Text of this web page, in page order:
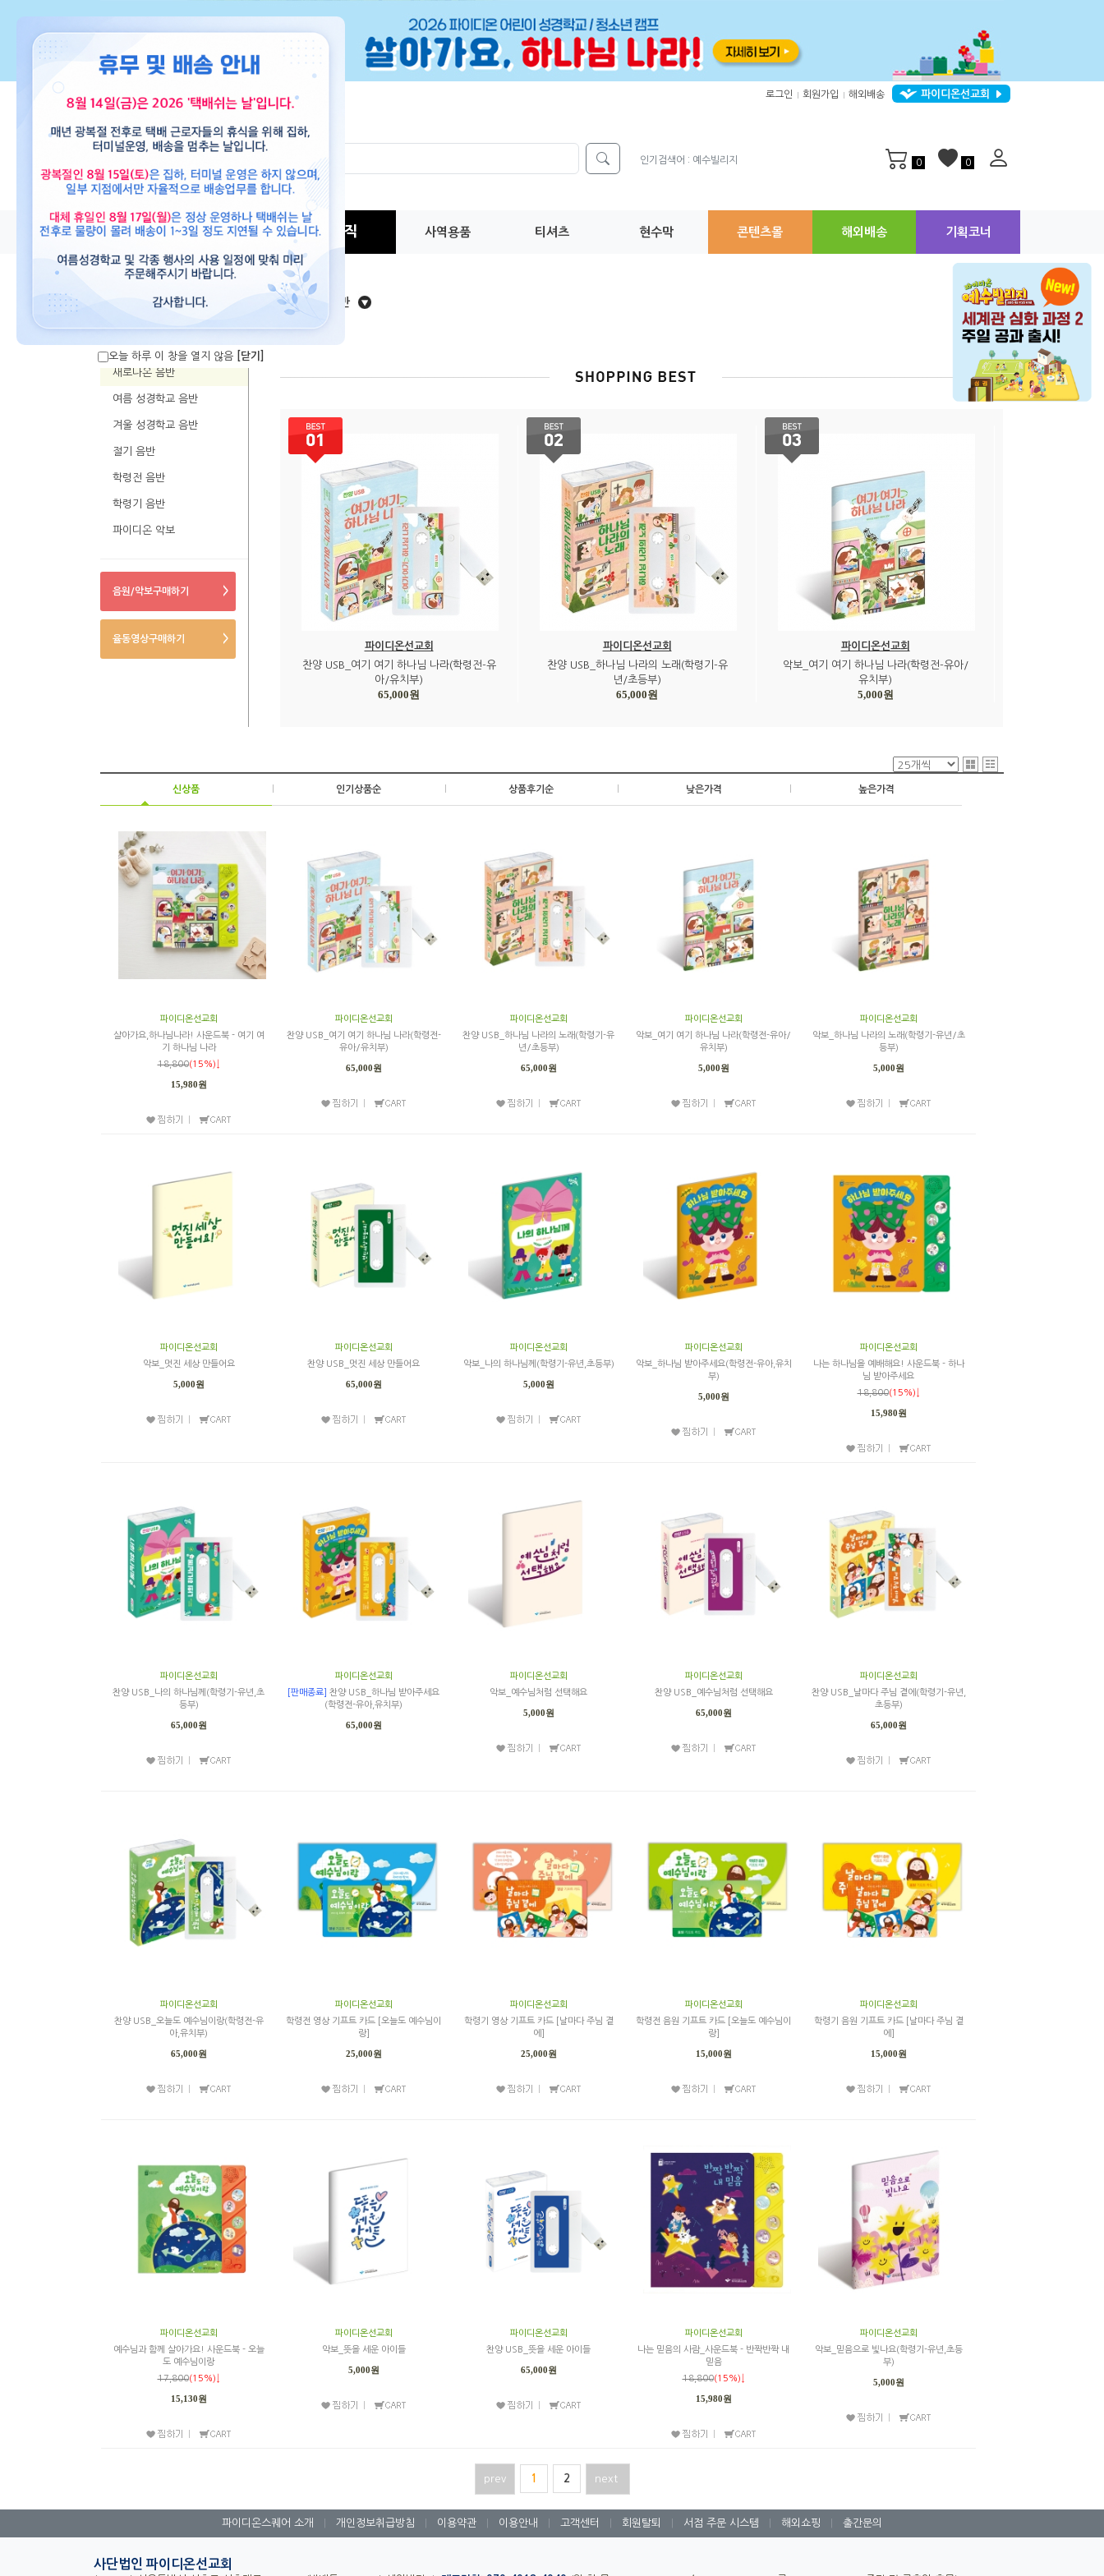
로그인 회원가입 해외배송 파이디온선교회
인기검색어 : 예수빌리지 0 0
교재 도서 뮤직 사역용품 티셔츠 현수막 콘텐츠몰 해외배송 기획코너
뮤직
새로나온 음반
여름 성경학교 음반
겨울 성경학교 음반
절기 음반
학령전 음반
학령기 음반
파이디온 악보
음원/악보구매하기 >
율동영상구매하기 >
새로나온 음반
파이디온선교회
찬양 USB_여기 여기 하나님 나라(학령전-유
아/유치부)
65,000원
파이디온선교회
찬양 USB_하나님 나라의 노래(학령기-유
년/초등부)
65,000원
파이디온선교회
악보_여기 여기 하나님 나라(학령전-유아/
유치부)
5,000원
신상품 인기상품순 상품후기순 낮은가격 높은가격
파이디온선교회
살아가요,하나님나라! 사운드북 - 여기 여
기 하나님 나라
18,800(15%)↓
15,980원
파이디온선교회
찬양 USB_여기 여기 하나님 나라(학령전-
유아/유치부)
65,000원
파이디온선교회
찬양 USB_하나님 나라의 노래(학령기-유
년/초등부)
65,000원
파이디온선교회
악보_여기 여기 하나님 나라(학령전-유아/
유치부)
5,000원
파이디온선교회
악보_하나님 나라의 노래(학령기-유년/초
등부)
5,000원
파이디온선교회
악보_멋진 세상 만들어요
5,000원
파이디온선교회
찬양 USB_멋진 세상 만들어요
65,000원
파이디온선교회
악보_나의 하나님께(학령기-유년,초등부)
5,000원
파이디온선교회
악보_하나님 받아주세요(학령전-유아,유치
부)
5,000원
파이디온선교회
나는 하나님을 예배해요! 사운드북 - 하나
님 받아주세요
18,800(15%)↓
15,980원
파이디온선교회
찬양 USB_나의 하나님께(학령기-유년,초
등부)
65,000원
파이디온선교회
[판매종료]
찬양 USB_하나님 받아주세요
(학령전-유아,유치부)
65,000원
파이디온선교회
악보_예수님처럼 선택해요
5,000원
파이디온선교회
찬양 USB_예수님처럼 선택해요
65,000원
파이디온선교회
찬양 USB_날마다 주님 곁에(학령기-유년,
초등부)
65,000원
파이디온선교회
찬양 USB_오늘도 예수님이랑(학령전-유
아,유치부)
65,000원
파이디온선교회
학령전 영상 기프트 카드 [오늘도 예수님이
랑]
25,000원
파이디온선교회
학령기 영상 기프트 카드 [날마다 주님 곁
에]
25,000원
파이디온선교회
학령전 음원 기프트 카드 [오늘도 예수님이
랑]
15,000원
파이디온선교회
학령기 음원 기프트 카드 [날마다 주님 곁
에]
15,000원
파이디온선교회
예수님과 함께 살아가요! 사운드북 - 오늘
도 예수님이랑
17,800(15%)↓
15,130원
파이디온선교회
악보_뜻을 세운 아이들
5,000원
파이디온선교회
찬양 USB_뜻을 세운 아이들
65,000원
파이디온선교회
나는 믿음의 사람_사운드북 - 반짝반짝 내
믿음
18,800(15%)↓
15,980원
파이디온선교회
악보_믿음으로 빛나요(학령기-유년,초등
부)
5,000원
prev 1 2 next
파이디온스퀘어 소개 개인정보취급방침 이용약관 이용안내 고객센터 회원탈퇴 서점 주문 시스템 해외쇼핑 출간문의
사단법인 파이디온선교회
오늘 하루 이 창을 열지 않음 [닫기]